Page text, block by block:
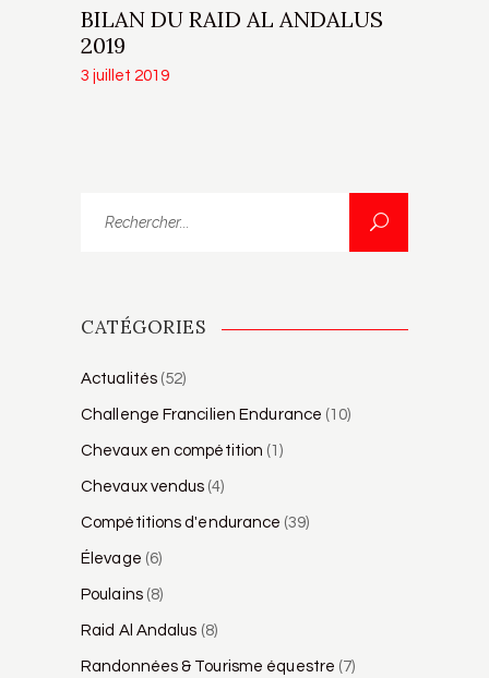
BILAN DU RAID AL ANDALUS
2019
3 juillet 2019
CATÉGORIES
Actualités (52)
Challenge Francilien Endurance (10)
Chevaux en compétition (1)
Chevaux vendus (4)
Compétitions d'endurance (39)
Élevage (6)
Poulains(8)
Raid Al Andalus (8)
Randonnées & Tourisme équestre (7)